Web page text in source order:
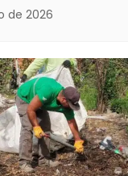
de 2026